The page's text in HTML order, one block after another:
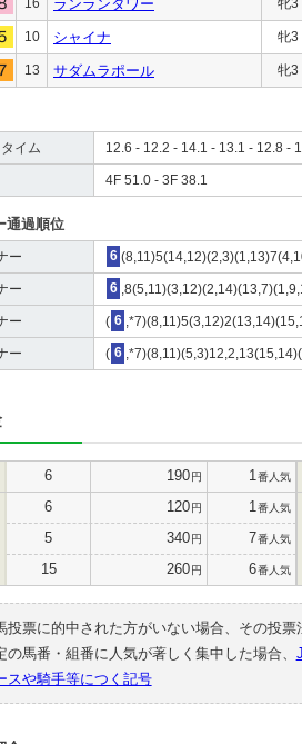
16 ランランタワー 牝3
10 シャイナ 牝3
13 サダムラポール 牝3
イム 12.6 - 12.2 - 14.1 - 13.1 - 12.8 -
4F 51.0 - 3F 38.1
通過順位
ー 6
ー 6
ー ( 6
ー ( 6
6 190円 1 番人気
6 120円 1 番人気
5 340円 7番人気
15 260円 6番人気
投票に的中された方がいない場合、その投
の馬番・組番に人気が著しく集中した場合、
スや騎手等につく記号